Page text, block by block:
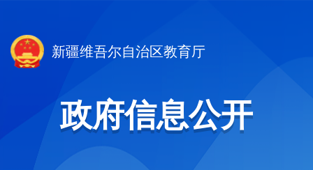
新疆维吾尔自治区教育厅
政府信息公开